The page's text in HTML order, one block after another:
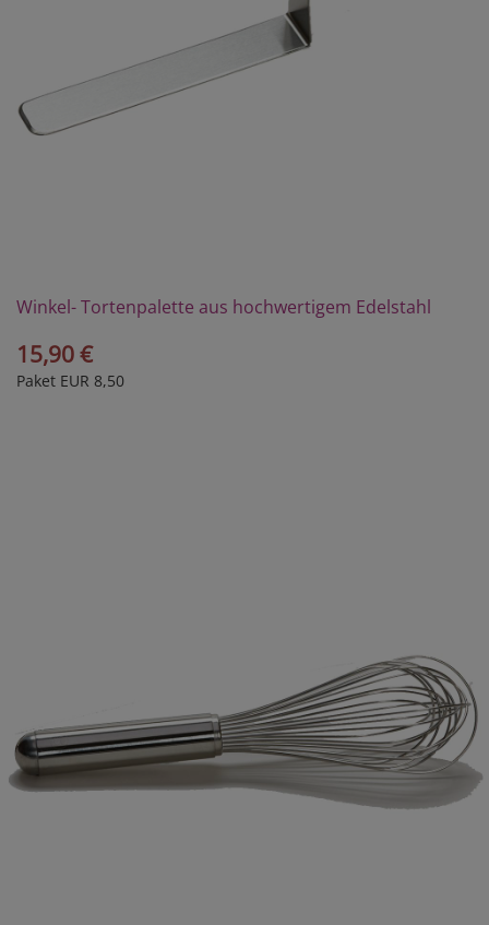
Winkel- Tortenpalette aus hochwertigem Edelstahl
15,90 €
Paket EUR 8,50